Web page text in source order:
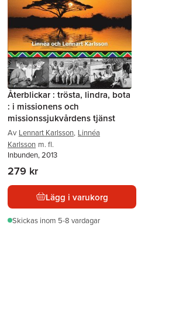
Återblickar : trösta, lindra, bota
: i missionens och
missionssjukvårdens tjänst
Av Lennart Karlsson, Linnéa
Karlsson m. fl.
Inbunden, 2013
279 kr
Lägg i varukorg
Skickas inom 5-8 vardagar